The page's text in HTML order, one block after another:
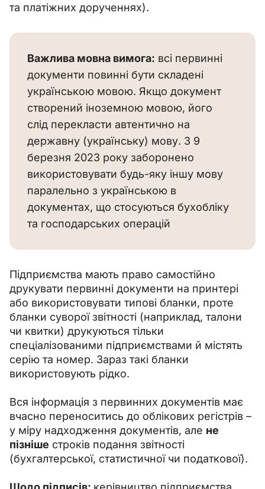
та платіжних дорученнях).
Важлива мовна вимога: всі первинні
документи повинні бути складені
українською мовою. Якщо документ
створений іноземною мовою, його
слід перекласти автентично на
державну (українську) мову. З 9
березня 2023 року заборонено
використовувати будь-яку іншу мову
паралельно з українською в
документах, що стосуються бухобліку
та господарських операцій
Підприємства мають право самостійно
друкувати первинні документи на принтері
або використовувати типові бланки, проте
бланки суворої звітності (наприклад, талони
чи квитки) друкуються тільки
спеціалізованими підприємствами й містять
серію та номер. Зараз такі бланки
використовують рідко.
Вся інформація з первинних документів має
вчасно переноситись до облікових регістрів –
у міру надходження документів, але не
пізніше строків подання звітності
(бухгалтерської, статистичної чи податкової).